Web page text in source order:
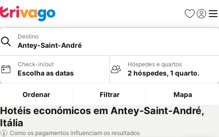
Favoritos
Iniciar
Destino
Antey-Saint-André
Check-in/out
Escolha as datas
Hóspedes e quartos
2 hóspedes, 1 quarto.
Ordenar Filtrar Mapa
Hotéis económicos em Antey-Saint-André,
Itália
Como os pagamentos influenciam os resultados